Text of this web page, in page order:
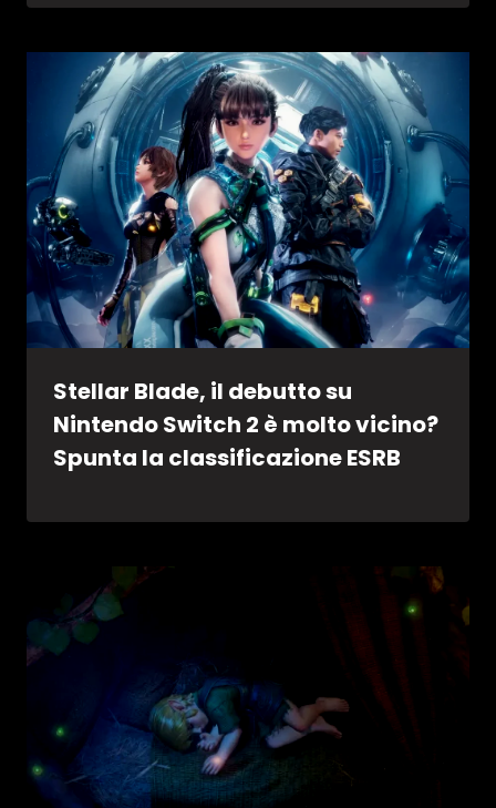
Stellar Blade, il debutto su
Nintendo Switch 2 è molto vicino?
Spunta la classificazione ESRB